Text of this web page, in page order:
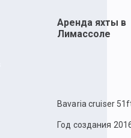
Аренда яхты в
Лимассоле
Bavaria cruiser
Год создания